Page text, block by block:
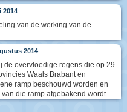
2014
van de werking van de
2014
de overvloedige regens die op 29
Waals Brabant en
ramp beschouwd worden en
die ramp afgebakend wordt